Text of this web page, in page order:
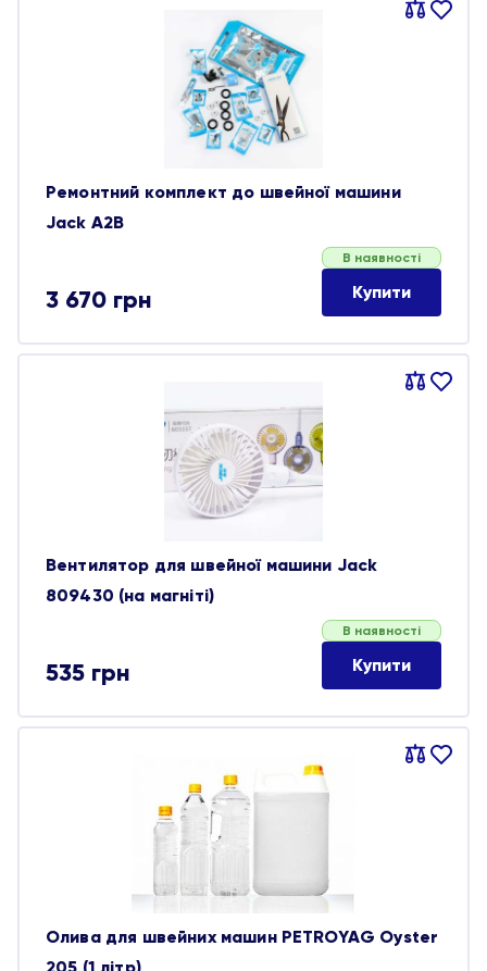
Порівняти
В
Ремонтний комплект до швейної машини
Jack A2B
3 670 грн
В наявності
Купити
Порівняти
В
Вентилятор для швейної машини Jack
809430 (на магніті)
535 грн
В наявності
Купити
Порівняти
В
Олива для швейних машин PETROYAG Oyster